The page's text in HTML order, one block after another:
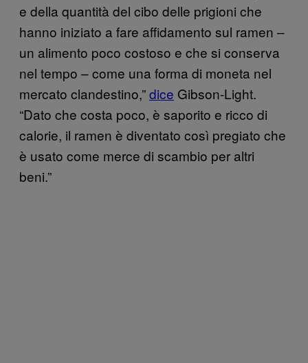
e della quantità del cibo delle prigioni che
hanno iniziato a fare affidamento sul ramen –
un alimento poco costoso e che si conserva
nel tempo – come una forma di moneta nel
mercato clandestino,”dice Gibson-Light.
“Dato che costa poco, è saporito e ricco di
calorie, il ramen è diventato così pregiato che
è usato come merce di scambio per altri
beni.”